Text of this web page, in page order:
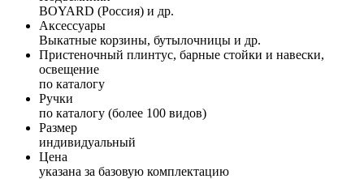
BOYARD (Россия) и др.
Аксессуары
Выкатные корзины, бутылочницы и др.
Пристеночный плинтус, барные стойки и навески,
освещение
по каталогу
Ручки
по каталогу (более 100 видов)
Размер
индивидуальный
Цена
указана за базовую комплектацию